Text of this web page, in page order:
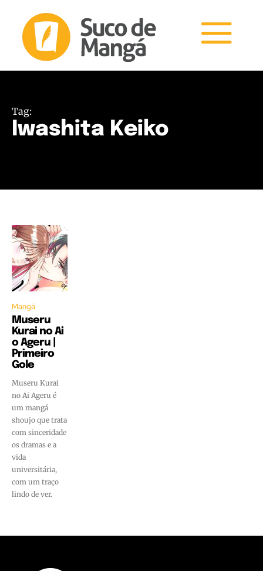
Tag:
Iwashita Keiko
Mangá
Museru
Kurai no Ai
o Ageru |
Primeiro
Gole
Museru Kurai
no Ai Ageru é
um mangá
shoujo que trata
com sinceridade
os dramas e a
vida
universitária,
com um traço
lindo de ver.